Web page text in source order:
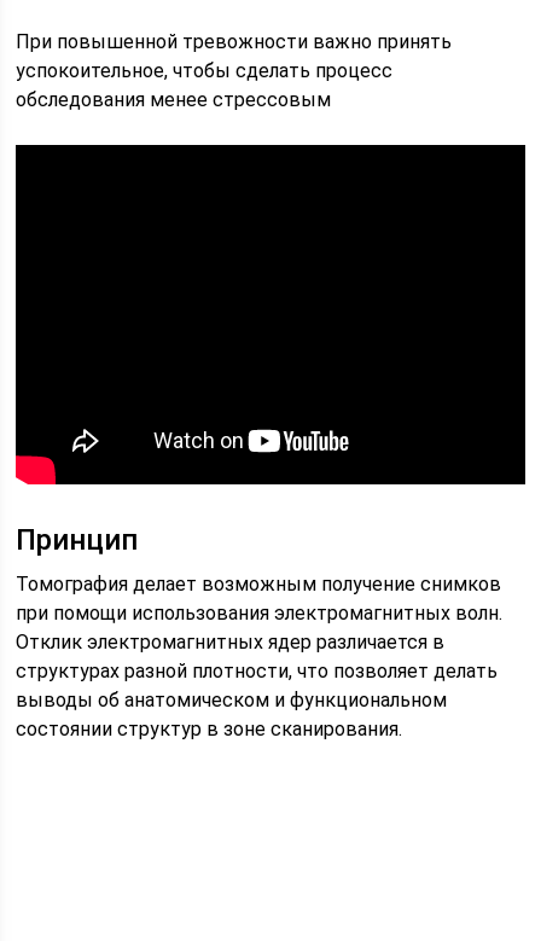
При повышенной тревожности важно принять
успокоительное, чтобы сделать процесс
обследования менее стрессовым
Принцип
Томография делает возможным получение снимков
при помощи использования электромагнитных волн.
Отклик электромагнитных ядер различается в
структурах разной плотности, что позволяет делать
выводы об анатомическом и функциональном
состоянии структур в зоне сканирования.